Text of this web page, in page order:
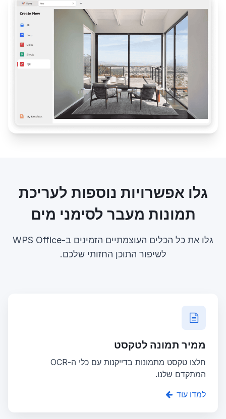
גלו אפשרויות נוספות לעריכת
תמונות מעבר לסימני מים
גלו את כל הכלים העוצמתיים הזמינים ב-WPS Office
לשיפור התוכן החזותי שלכם.
ממיר תמונה לטקסט
חלצו טקסט מתמונות בדייקנות עם כלי ה-OCR
המתקדם שלנו.
למדו עוד